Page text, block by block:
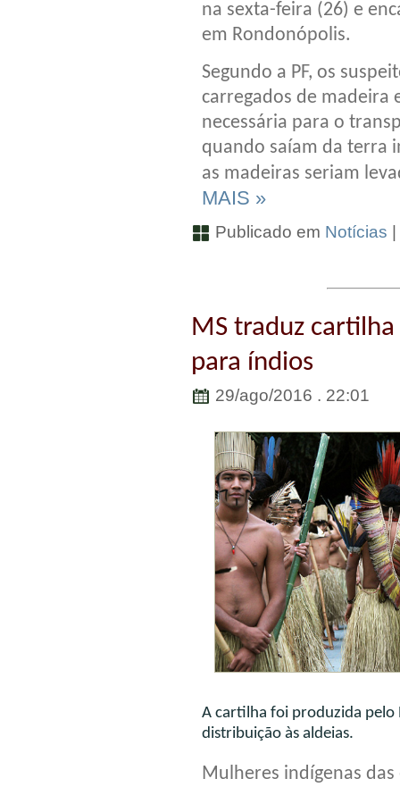
na sexta-feira (26) e
em Rondonópolis.
Segundo a PF, os
carregados de madeira
necessária para o
quando saíam da terra
as madeiras seriam
MAIS »
Publicado em Notícias
MS traduz
para índios
29/ago/2016 . 22:01
A cartilha foi produzida pelo
distribuição às aldeias.
Mulheres indígenas